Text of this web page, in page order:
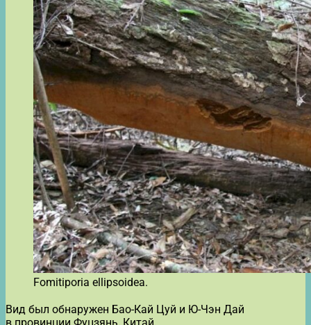
Fomitiporia ellipsoidea.
Вид был обнаружен Бао-Кай Цуй и Ю-Чэн Дай